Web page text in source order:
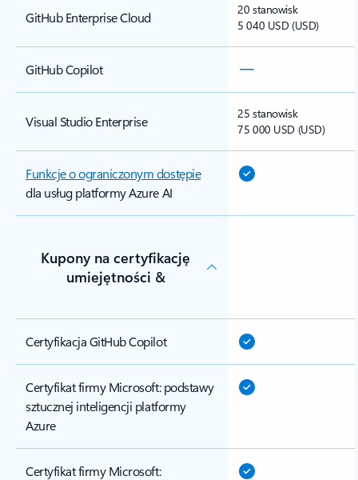
GitHub Enterprise Cloud
20 stanowisk
5 040 USD (USD)
GitHub Copilot
Visual Studio Enterprise
25 stanowisk
75 000 USD (USD)
Funkcje o ograniczonym dostępie
dla usług platformy Azure AI
Kupony na certyfikację
umiejętności &
Certyfikacja GitHub Copilot
Certyfikat firmy Microsoft: podstawy
sztucznej inteligencji platformy
Azure
Certyfikat firmy Microsoft: